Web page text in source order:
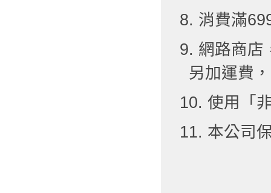
8. 消費滿
9. 網路商店
另加運費
10. 使用「
11. 本公司